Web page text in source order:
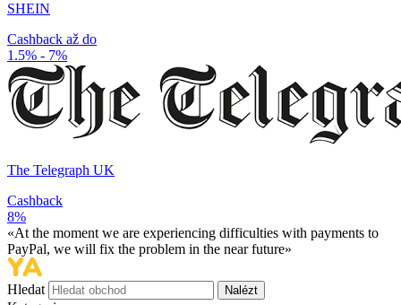
SHEIN
Cashback až do
1.5% - 7%
The Telegraph UK
Cashback
8%
«At the moment we are experiencing difficulties with payments to
PayPal, we will fix the problem in the near future»
Hledat Nalézt